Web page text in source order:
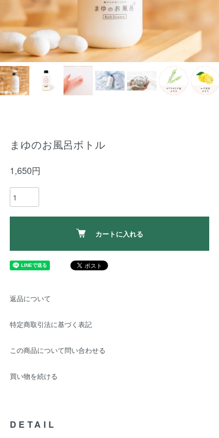
まゆのお風呂ボトル
1,650円
カートに入れる
返品について
特定商取引法に基づく表記
この商品について問い合わせる
買い物を続ける
DETAIL